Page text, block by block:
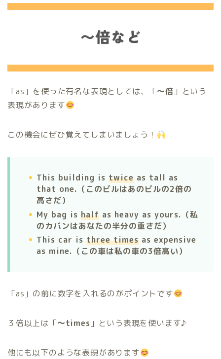
「as」を使った有名な表現としては、「〜倍 」という
表現があります
この機会にぜひ覚えてしまいましょう！
This building is twice as tall as
that one.（このビルはあのビルの2倍の
高さだ）
My bag is half as heavy as yours.（私
のカバンはあなたの半分の重さだ）
This car is three times as expensive
as mine.（この車は私の車の3倍高い）
「as」の前に数字を入れるのがポイントです
３倍以上は「〜times 」という表現を使います♪
他にも以下のような表現があります